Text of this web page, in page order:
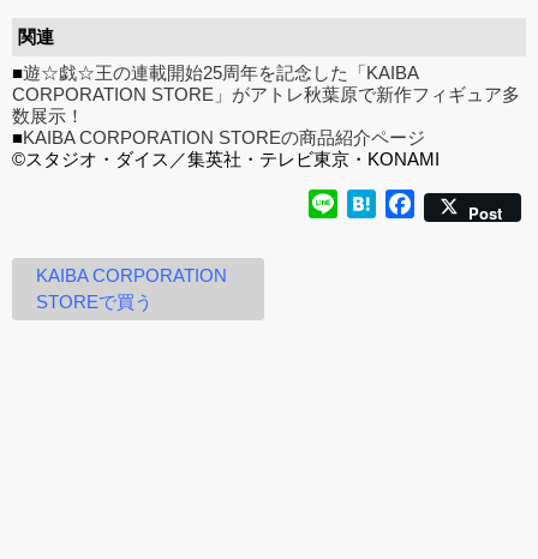
関連
■遊☆戯☆王の連載開始25周年を記念した「KAIBA
CORPORATION STORE」がアトレ秋葉原で新作フィギュア多
数展示！
■KAIBA CORPORATION STOREの商品紹介ページ
©スタジオ・ダイス／集英社・テレビ東京・KONAMI
Line HatenaFacebook
Post
KAIBA CORPORATION
STOREで買う